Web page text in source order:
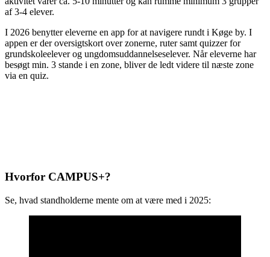
af 3-4 elever.
I 2026 benytter eleverne en app for at navigere rundt i Køge by. I
appen er der oversigtskort over zonerne, ruter samt quizzer for
grundskoleelever og ungdomsuddannelseselever. Når eleverne har
besøgt min. 3 stande i en zone, bliver de ledt videre til næste zone
via en quiz.
Hvorfor CAMPUS+?
Se, hvad standholderne mente om at være med i 2025: